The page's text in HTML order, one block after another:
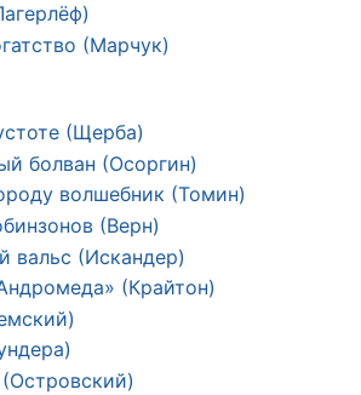
(Марчук)
(Щерба)
болван (Осоргин)
волшебник (Томин)
(Верн)
вальс (Искандер)
(Крайтон)